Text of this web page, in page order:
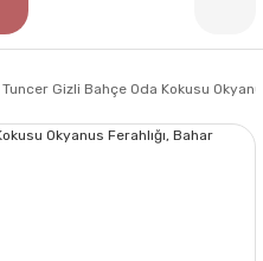
Gizli Bahçe Oda Kokusu